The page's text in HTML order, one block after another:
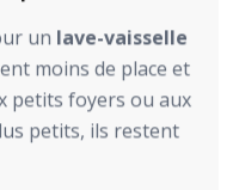
un lave-vaisselle
moins de place et
petits foyers ou aux
petits, ils restent